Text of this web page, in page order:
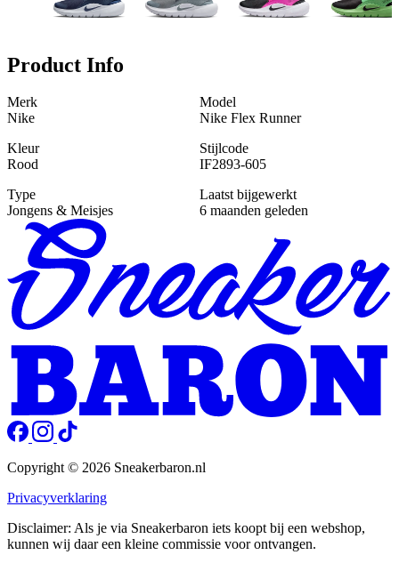
Product Info
Merk
Nike
Model
Nike Flex Runner
Kleur
Rood
Stijlcode
IF2893-605
Type
Jongens & Meisjes
Laatst bijgewerkt
6 maanden geleden
Copyright © 2026 Sneakerbaron.nl
Privacyverklaring
Disclaimer: Als je via Sneakerbaron iets koopt bij een webshop,
kunnen wij daar een kleine commissie voor ontvangen.